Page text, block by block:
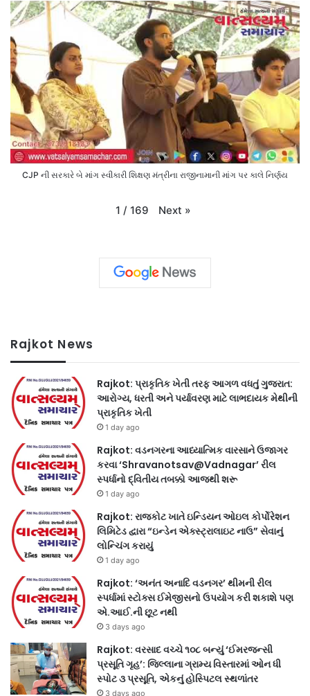
CJP ની સરકારે બે માંગ સ્વીકારી શિક્ષણ મંત્રીના રાજીનામાની માંગ પર કાલે નિર્ણય
1 / 169 Next »
Rajkot News
Rajkot: પ્રાકૃતિક ખેતી તરફ આગળ વધતું ગુજરાત:
આરોગ્ય, ધરતી અને પર્યાવરણ માટે લાભદાયક મેથીની
પ્રાકૃતિક ખેતી
1 day ago
Rajkot: વડનગરના આધ્યાત્મિક વારસાને ઉજાગર
કરવા ‘Shravanotsav@Vadnagar’ રીલ
સ્પર્ધાનો દ્વિતીય તબક્કો આજથી શરૂ
1 day ago
Rajkot: રાજકોટ ખાતે ઇન્ડિયન ઓઇલ કોર્પોરેશન
લિમિટેડ દ્વારા “ઇન્ડેન એક્સ્ટ્રાલાઇટ નાઉ” સેવાનું
લોન્ચિંગ કરાયું
1 day ago
Rajkot: ‘અનંત અનાદિ વડનગર’ થીમની રીલ
સ્પર્ધામાં સ્ટોક્સ ઈમેજીસનો ઉપયોગ કરી શકાશે પણ
એ.આઈ.ની છૂટ નથી
3 days ago
Rajkot: વરસાદ વચ્ચે ૧૦૮ બન્યું ‘ઈમરજન્સી
પ્રસૂતિ ગૃહ’: જિલ્લાના ગ્રામ્ય વિસ્તારમાં ઓન ધી
સ્પોટ ૩ પ્રસૂતિ, એકનું હોસ્પિટલ સ્થળાંતર
3 days ago